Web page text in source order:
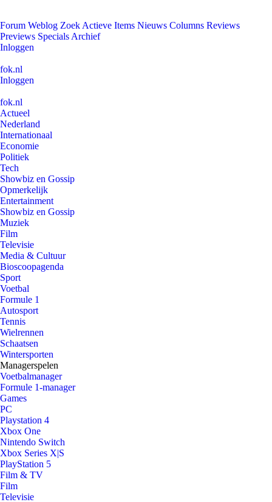
Forum Weblog Zoek Actieve Items Nieuws Columns Reviews
Previews Specials Archief
Inloggen
fok.nl
Inloggen
fok.nl
Actueel
Nederland
Internationaal
Economie
Politiek
Tech
Showbiz en Gossip
Opmerkelijk
Entertainment
Showbiz en Gossip
Muziek
Film
Televisie
Media & Cultuur
Bioscoopagenda
Sport
Voetbal
Formule 1
Autosport
Tennis
Wielrennen
Schaatsen
Wintersporten
Managerspelen
Voetbalmanager
Formule 1-manager
Games
PC
Playstation 4
Xbox One
Nintendo Switch
Xbox Series X|S
PlayStation 5
Film & TV
Film
Televisie